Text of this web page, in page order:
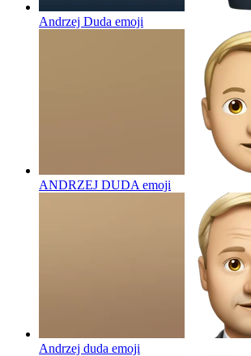
Andrzej Duda emoji
ANDRZEJ DUDA emoji
Andrzej duda emoji